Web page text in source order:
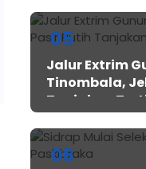
05
Jalur Extrim
Tinombala,
Tanjakan
06